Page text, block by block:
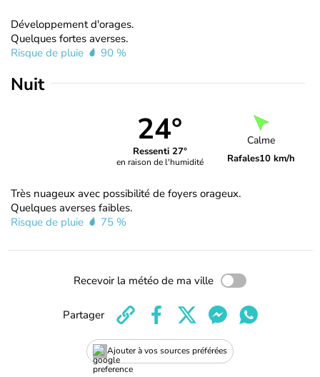
Développement d'orages.
Quelques fortes averses.
Risque de pluie
90 %
Nuit
24°
Ressenti 27°
en raison de l'humidité
Calme
Rafales10 km/h
Très nuageux avec possibilité de foyers orageux.
Quelques averses faibles.
Risque de pluie
75 %
Recevoir la météo de ma ville
Ajouter à vos sources préférées
Partager